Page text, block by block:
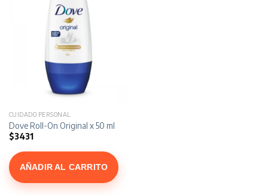
CUIDADO PERSONAL
Dove Roll-On Original x 50 ml
$3431
AÑADIR AL CARRITO